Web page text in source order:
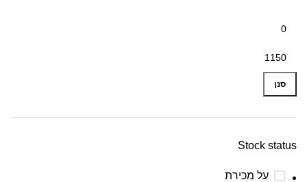
מחיר
מינימלי
מחיר
מקסימלי
סנן
Stock status
על מכירת